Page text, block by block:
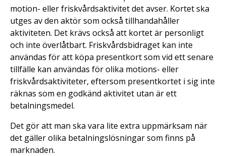
motion- eller friskvårdsaktivitet det avser. Kortet ska
utges av den aktör som också tillhandahåller
aktiviteten. Det krävs också att kortet är personligt
och inte överlåtbart. Friskvårdsbidraget kan inte
användas för att köpa presentkort som vid ett senare
tillfälle kan användas för olika motions- eller
friskvårdsaktiviteter, eftersom presentkortet i sig inte
räknas som en godkänd aktivitet utan är ett
betalningsmedel.
Det gör att man ska vara lite extra uppmärksam när
det gäller olika betalningslösningar som finns på
marknaden.